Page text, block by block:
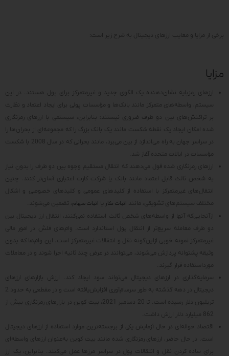
برخی از مزایا و معایب ارزهای دیجیتال به شرح زیر است:
مزایا
ارزهای رمزپایه نشان‌دهنده یک الگوی جدید و غیرمتمرکز برای پول هستند. در این
سیستم، واسطه‌های متمرکز مانند بانک‌ها و مؤسسات پولی برای ایجاد اعتماد و نظارت
بر تراکنش‌های بین دو طرف ضروری نیستند؛ بنابراین، سیستمی با ارزهای رمزنگاری
شده امکان ایجاد یک نقطه شکست مانند یک بانک بزرگ را که مجموعه‌ای از بحران‌ها را
در سراسر جهان به راه می‌اندازد از بین می‌برد، مانند بحرانی که در سال 2008 با شکست
مؤسسات در ایالات متحده آغاز شد.
ارزهای رمزنگاری شده قول می‌دهند که انتقال مستقیم وجوه بین دو طرف را بدون نیاز
به شخص ثالث قابل اعتماد مانند بانک یا شرکت کارت اعتباری آسان‌تر کنند. چنین
انتقال‌های غیرمتمرکز با استفاده از کلیدهای عمومی و کلیدهای خصوصی و اشکال
مختلف سیستم‌های تشویقی، مانند اثبات کار یا اثبات سهام ، تضمین می‌شوند.
ازآنجایی‌که آنها از واسطه‌های شخص ثالث استفاده نمی‌کنند، انتقال ارز دیجیتال بین
دو طرف معامله سریع‌تر از انتقال پول استاندارد است. وام‌های فلش در امور مالی
غیرمتمرکز نمونه خوبی ازاین‌گونه نقل و انتقالات غیرمتمرکز است. این وام‌ها که بدون
وثیقه پشتوانه پردازش می‌شوند، می‌توانند در عرض چند ثانیه اجرا شوند و در معاملات
مورداستفاده قرار گیرند.
سرمایه‌گذاری در ارزهای دیجیتال می‌تواند سود ایجاد کند. ارزش بازارهای ارزهای
دیجیتال در دهه گذشته به طور سرسام‌آوری افزایش‌یافته است و در مقطعی به حدود 2
تریلیون دلار رسیده است. تا 20 دسامبر 2021، بیت کوین در بازارهای رمزنگاری بیش از
862 میلیارد دلار ارزش داشت.
اقتصاد حواله‌ای در حال آزمایش یکی از برجسته‌ترین موارد استفاده از ارزهای دیجیتال
است. در حال حاضر، ارزهای رمزنگاری شده مانند بیت کوین به‌عنوان ارزهای واسطه‌ای
برای ساده کردن نقل و انتقالات پول در سراسر مرزها عمل می‌کنند. بنابراین، یک ارز